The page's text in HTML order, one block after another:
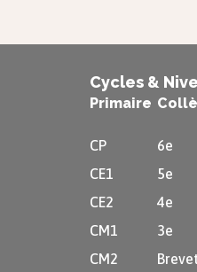
un soutien.
Cycles &
Primaire
CP
CE1
CE2
CM1
CM2
6e
5e
4e
3e